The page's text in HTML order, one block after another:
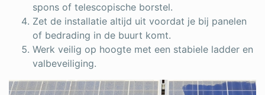
spons of telescopische borstel.
Zet de installatie altijd uit voordat je bij panelen
of bedrading in de buurt komt.
Werk veilig op hoogte met een stabiele ladder en
valbeveiliging.